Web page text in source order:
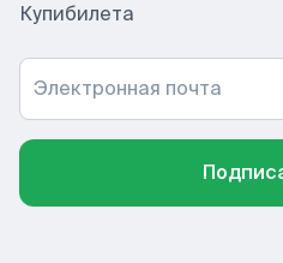
Купибилета
Электронная почта